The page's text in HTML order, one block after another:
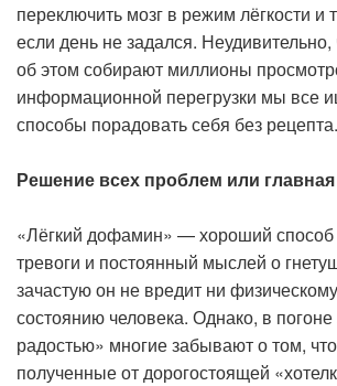
переключить мозг в режим лёгкости и
если день не задался.
об этом собирают миллионы
информационной перегрузки мы все
способы порадовать себя без рецепта.
Решение всех проблем или
«Лёгкий дофамин» — хороший способ
тревоги и постоянный мыслей о
зачастую он не вредит ни
состоянию человека. Однако, в
радостью» многие забывают о том,
полученные от дорогостоящей